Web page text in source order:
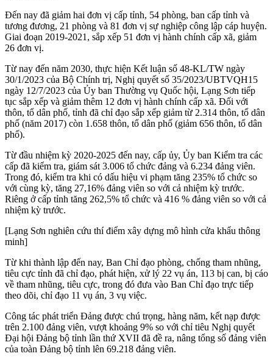
Đến nay đã giảm hai đơn vị cấp tỉnh, 54 phòng, ban cấp tỉnh và
tương đương, 21 phòng và 81 đơn vị sự nghiệp công lập cáp huyện.
Giai đoạn 2019-2021, sắp xếp 51 đơn vị hành chính cấp xã, giảm
26 đơn vị.
Từ nay đến năm 2030, thực hiện Kết luận số 48-KL/TW ngày
30/1/2023 của Bộ Chính trị, Nghị quyết số 35/2023/UBTVQH15
ngày 12/7/2023 của Ủy ban Thường vụ Quốc hội, Lạng Sơn tiếp
tục sắp xếp và giảm thêm 12 đơn vị hành chính cấp xã. Đối với
thôn, tổ dân phố, tỉnh đã chỉ đạo sắp xếp giảm từ 2.314 thôn, tổ dân
phố (năm 2017) còn 1.658 thôn, tổ dân phố (giảm 656 thôn, tổ dân
phố).
Từ đầu nhiệm kỳ 2020-2025 đến nay, cấp ủy, Ủy ban Kiểm tra các
cấp đã kiểm tra, giám sát 3.006 tổ chức đảng và 6.234 đảng viên.
Trong đó, kiểm tra khi có dấu hiệu vi phạm tăng 235% tổ chức so
với cùng kỳ, tăng 27,16% đảng viên so với cả nhiệm kỳ trước.
Riêng ở cấp tỉnh tăng 262,5% tổ chức và 416 % đảng viên so với cả
nhiệm kỳ trước.
[Lạng Sơn nghiên cứu thí điểm xây dựng mô hình cửa khẩu thông
minh]
Từ khi thành lập đến nay, Ban Chỉ đạo phòng, chống tham nhũng,
tiêu cực tỉnh đã chỉ đạo, phát hiện, xử lý 22 vụ án, 113 bị can, bị cáo
về tham nhũng, tiêu cực, trong đó đưa vào Ban Chỉ đạo trực tiếp
theo dõi, chỉ đạo 11 vụ án, 3 vụ việc.
Công tác phát triển Đảng được chú trọng, hàng năm, kết nạp được
trên 2.100 đảng viên, vượt khoảng 9% so với chỉ tiêu Nghị quyết
Đại hội Đảng bộ tỉnh lần thứ XVII đã đề ra, nâng tổng số đảng viên
của toàn Đảng bộ tỉnh lên 69.218 đảng viên.